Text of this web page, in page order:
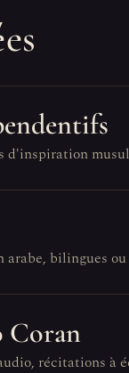
d'inspiration
arabe, bilingues
Coran
récitations à